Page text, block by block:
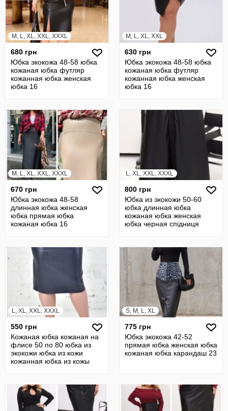
M, L, XL, XXL, XXXL
680 грн
Юбка экокожа 48-58 юбка
кожаная юбка футляр
кожанная юбка женская
юбка 16
M, L, XL, XXL
630 грн
Юбка экокожа 48-58 юбка
кожаная юбка футляр
кожанная юбка женская
юбка 16
M, L, XL, XXL, XXXL
670 грн
Юбка экокожа 48-58
длинная юбка женская
юбка прямая юбка
кожаная юбка 16
L, XL, XXL, XXXL
800 грн
Юбка из экокожи 50-60
юбка длинная юбка
кожаная юбка женская
юбка черная cпідниця
L, XL, XXL, XXXL
550 грн
Кожаная юбка кожаная на
флисе 50 по 80 юбка из
экокожи юбка из кожи
кожанная юбка из кожы
S, M, L, XL
775 грн
Юбка экокожа 42-52
прямая юбка женская юбка
кожаная юбка карандаш 23